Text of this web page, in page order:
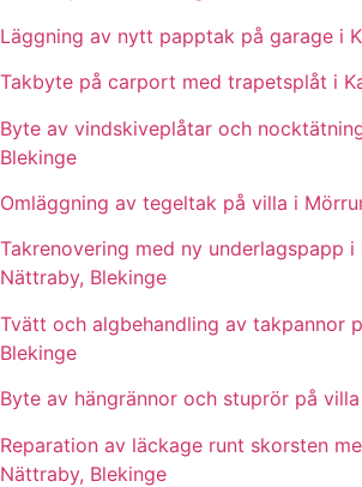
Läggning av nytt papptak på garage i
Takbyte på carport med trapetsplåt i
Byte av vindskiveplåtar och
Blekinge
Omläggning av tegeltak på villa i
Takrenovering med ny underlagspapp i
Nättraby, Blekinge
Tvätt och algbehandling av takpannor
Blekinge
Byte av hängrännor och stuprör på
Reparation av läckage runt skorsten
Nättraby, Blekinge